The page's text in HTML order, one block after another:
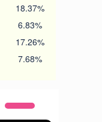
18.37%
6.83%
17.26%
7.68%